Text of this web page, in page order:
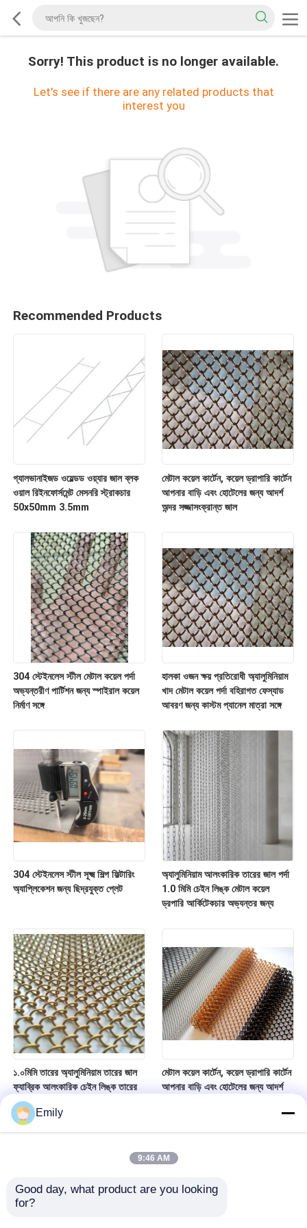
Sorry! This product is no longer available.
Let's see if there are any related products that
interest you
Recommended Products
গ্যালভানাইজড ওয়েল্ডড ওয়্যার জাল ব্লক
ওয়াল রিইনফোর্সমেন্ট মেসনরি স্ট্রাকচার
50x50mm 3.5mm
মেটাল কয়েল কার্টেন, কয়েল ড্রাপারি কার্টেন
আপনার বাড়ি এবং হোটেলের জন্য আদর্শ
অন্দর সজ্জাসংক্রান্ত জাল
304 স্টেইনলেস স্টীল মেটাল কয়েল পর্দা
অভ্যন্তরীণ পার্টিশন জন্য স্পাইরাল কয়েল
নির্মাণ সঙ্গে
হালকা ওজন ক্ষয় প্রতিরোধী অ্যালুমিনিয়াম
খাদ মেটাল কয়েল পর্দা বহিরাগত ফেস্যাড
আবরণ জন্য কাস্টম প্যানেল মাত্রা সঙ্গে
304 স্টেইনলেস স্টীল সূক্ষ্ম শিল্প ফিল্টারিং
অ্যাপ্লিকেশন জন্য ছিদ্রযুক্ত প্লেট
অ্যালুমিনিয়াম আলংকারিক তারের জাল পর্দা
1.0 মিমি চেইন লিঙ্ক মেটাল কয়েল
ড্রপারি আর্কিটেকচার অভ্যন্তর জন্য
১.০মিমি তারের অ্যালুমিনিয়াম তারের জাল
ফ্যাব্রিক আলংকারিক চেইন লিঙ্ক তারের
জাল পর্দা
মেটাল কয়েল কার্টেন, কয়েল ড্রাপারি কার্টেন
আপনার বাড়ি এবং হোটেলের জন্য আদর্শ
Emily
9:46 AM
Good day, what product are you looking
for?